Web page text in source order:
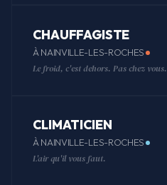
CHAUFFAGISTE
À NAINVILLE-LES-ROCHES
Le froid, c'est dehors. Pas chez vous.
CLIMATICIEN
À NAINVILLE-LES-ROCHES
L'air qu'il vous faut.